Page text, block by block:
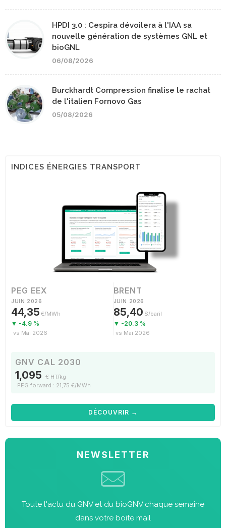
HPDI 3.0 : Cespira dévoilera à l'IAA sa
nouvelle génération de systèmes GNL et
bioGNL
06/08/2026
Burckhardt Compression finalise le rachat
de l'italien Fornovo Gas
05/08/2026
INDICES ÉNERGIES TRANSPORT
PEG EEX
JUIN 2026
44,35 €/MWh
▼ -4.9 %
vs Mai 2026
BRENT
JUIN 2026
85,40 $/baril
▼ -20.3 %
vs Mai 2026
GNV CAL 2030
1,095 € HT/kg
PEG forward : 21,75 €/MWh
DÉCOUVRIR →
NEWSLETTER
Toute l'actu du GNV et du bioGNV chaque semaine
dans votre boite mail